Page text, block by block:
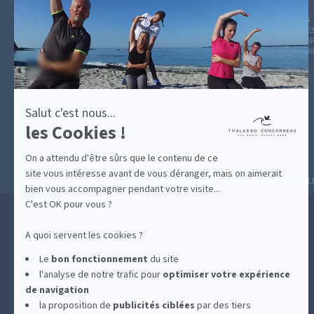
plus
sur
Axeptio
Salut c'est nous...
les Cookies !
On a attendu d'être sûrs que le contenu de ce
site vous intéresse avant de vous déranger, mais on aimerait
bien vous accompagner pendant votre visite...
C'est OK pour vous ?
A quoi servent les cookies ?
Le bon fonctionnement du site
l'analyse de notre trafic pour optimiservotre expérience
de navigation
la proposition de publicités ciblées par des tiers
GUIDE CADEAUX
HÉBERGEMENT
LE BLOG
AVIS
MESURES D'HYGIÈNE CONDITIONS